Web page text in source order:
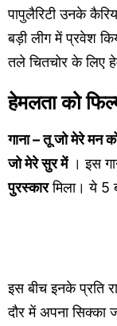
पापुलैरिटी उनके
बड़ी लीग में प्रवेश
तले चितचोर के लिए
हेमलता को
गाना – तू जो मेरे मन
जो मेरे सुर में। इस
पुरस्कारमिला। ये 5
इस बीच इनके प्रति
दौर में अपना सिक्का